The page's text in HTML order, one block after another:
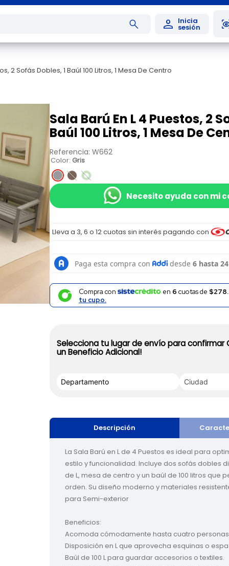
2 Sofás Dobles, 1 Baúl 100 Litros, 1 Mesa De Centro
Sala Barú En L 4 Puestos, 2
Baúl 100 Litros, 1 Mesa De
Referencia: W662
Color: Gris
Necesito ayuda con mi
Lleva a 3, 6 o 12 cuotas sin interés pagando con
Compra con en 6 cuotas de
tu cupo.
Selecciona tu lugar de envío para confirmar
un Beneficio Adicional!
Descripción
La Sala Barú en L de 4 Puestos es ideal para
estilo y funcionalidad. Incluye dos sofás dobles
de L, mesa de centro y un baúl de 100 litros que
orden. Su diseño moderno y materiales
para Semi-exterior
Beneficios:
Acomoda cómodamente hasta cuatro
Disposición en L que aprovecha esquinas o
Baúl de 100 L para guardar accesorios o textiles.